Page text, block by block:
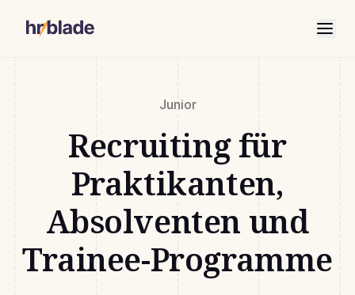
Junior
Recruiting für
Praktikanten,
Absolventen und
Trainee-Programme